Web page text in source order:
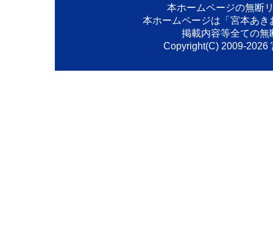
本ホームページの無断
本ホームページは「宮本あ
掲載内容等全ての無
Copyright(C) 2009-2026